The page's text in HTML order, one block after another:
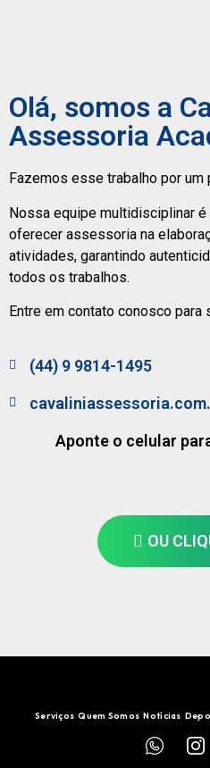
Olá, somos a
Assessoria
Fazemos esse trabalho por um
Nossa equipe multidisciplinar
oferecer assessoria na
atividades, garantindo
todos os trabalhos.
Entre em contato conosco para
(44) 9 9814-1495
Aponte o celular
OU
Serviços Quem Somos Notícias